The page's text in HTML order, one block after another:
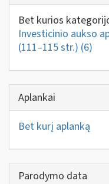
Bet kurios
Investicinio aukso
(111–115 str.) (6)
Aplankai
Bet kurį aplanką
Parodymo data